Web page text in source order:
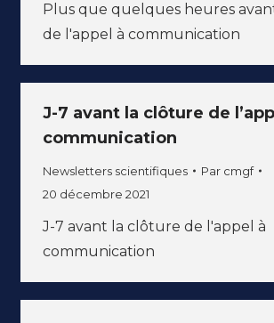
Plus que quelques heures
de l'appel à communication
J-7 avant la clôture de
communication
Newsletters scientifiques Par cmgf
20 décembre 2021
J-7 avant la clôture de l'appel à
communication